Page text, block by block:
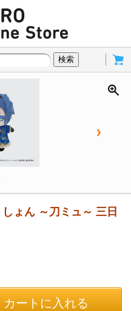
検索
ょん ～刀ミュ～ 三日
カートに入れる